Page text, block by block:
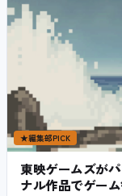
★編集部PICK
東映ゲームズが
ナル作品でゲー